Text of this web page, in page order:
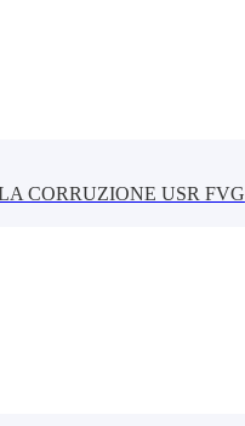
CORRUZIONE USR FVG